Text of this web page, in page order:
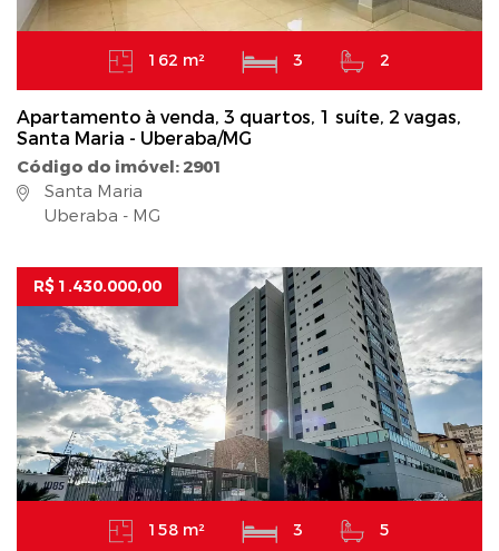
162 m² 3 2
Apartamento à venda, 3 quartos, 1 suíte, 2 vagas,
Santa Maria - Uberaba/MG
Código do imóvel: 2901
Santa Maria
Uberaba - MG
R$ 1.430.000,00
158 m² 3 5